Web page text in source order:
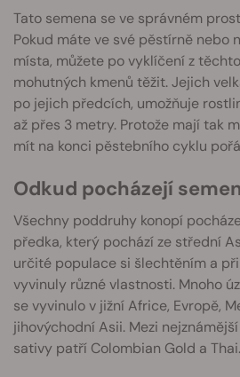
Tato semena se ve správném
Pokud máte ve své pěstírně nebo
místa, můžete po vyklíčení z
mohutných kmenů těžit. Jejich
po jejich předcích, umožňuje
až přes 3 metry. Protože mají tak
mít na konci pěstebního cyklu
Odkud pocházejí
Všechny poddruhy konopí
předka, který pochází ze střední
určité populace si šlechtěním a
vyvinuly různé vlastnosti. Mnoho
se vyvinulo v jižní Africe, Evropě,
jihovýchodní Asii. Mezi
sativy patří Colombian Gold a Thai.